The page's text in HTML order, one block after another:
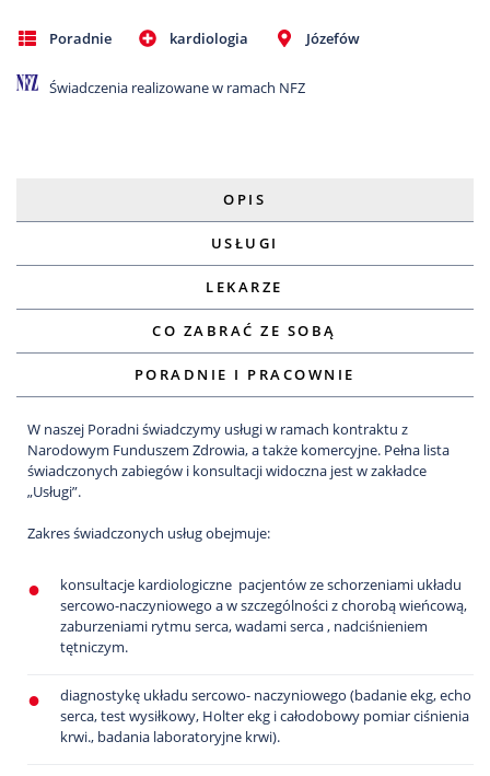
Poradnie kardiologia Józefów
Świadczenia realizowane w ramach NFZ
OPIS
USŁUGI
LEKARZE
CO ZABRAĆ ZE SOBĄ
PORADNIE I PRACOWNIE
W naszej Poradni świadczymy usługi w ramach kontraktu z
Narodowym Funduszem Zdrowia, a także komercyjne. Pełna lista
świadczonych zabiegów i konsultacji widoczna jest w zakładce
„Usługi”.
Zakres świadczonych usług obejmuje:
konsultacje kardiologiczne pacjentów ze schorzeniami układu
sercowo-naczyniowego a w szczególności z chorobą wieńcową,
zaburzeniami rytmu serca, wadami serca , nadciśnieniem
tętniczym.
diagnostykę układu sercowo- naczyniowego (badanie ekg, echo
serca, test wysiłkowy, Holter ekg i całodobowy pomiar ciśnienia
krwi., badania laboratoryjne krwi).